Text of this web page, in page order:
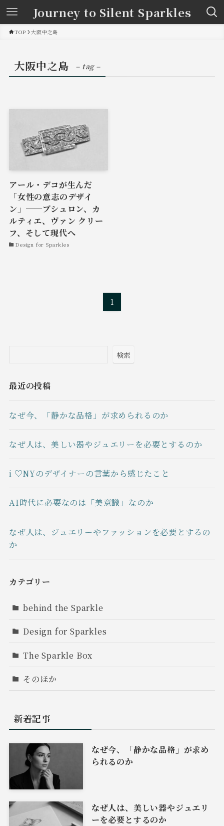
Journey to Silent Sparkles
TOP 大阪中之島
大阪中之島 – tag –
アール・デコが生んだ
「女性の意志のデザイ
ン」──ブシュロン、カ
ルティエ、ヴァン クリー
フ、そして現代へ
Design for Sparkles
1
検索
最近の投稿
なぜ今、「静かな品格」が求められるのか
なぜ人は、美しい器やジュエリーを必要とするのか
i ♡NYのデザイナーの言葉から感じたこと
AI時代に必要なのは「美意識」なのか
なぜ人は、ジュエリーやファッションを必要とするの
か
カテゴリー
behind the Sparkle
Design for Sparkles
The Sparkle Box
そのほか
新着記事
なぜ今、「静かな品格」が求め
られるのか
なぜ人は、美しい器やジュエリ
ーを必要とするのか